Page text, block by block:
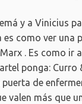
y a Vinicius
como ver una
. Es como ir
ponga: Curro
de
valen más que